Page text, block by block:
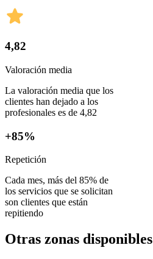
4,82
Valoración media
La valoración media que los
clientes han dejado a los
profesionales es de 4,82
+85%
Repetición
Cada mes, más del 85% de
los servicios que se solicitan
son clientes que están
repitiendo
Otras zonas disponibles